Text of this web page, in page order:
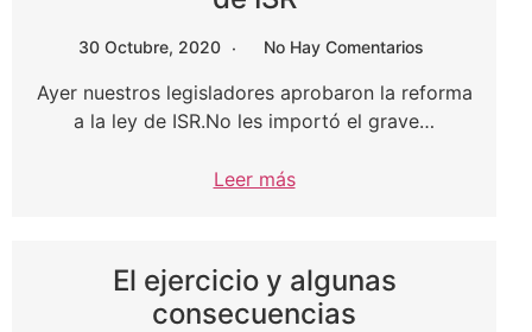
30 Octubre, 2020 No Hay Comentarios
Ayer nuestros legisladores aprobaron la reforma
a la ley de ISR.No les importó el grave…
Leer más
El ejercicio y algunas
consecuencias